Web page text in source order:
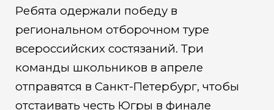
Ребята одержали победу в
региональном отборочном туре
всероссийских состязаний. Три
команды школьников в апреле
отправятся в Санкт-Петербург, чтобы
отстаивать честь Югры в финале